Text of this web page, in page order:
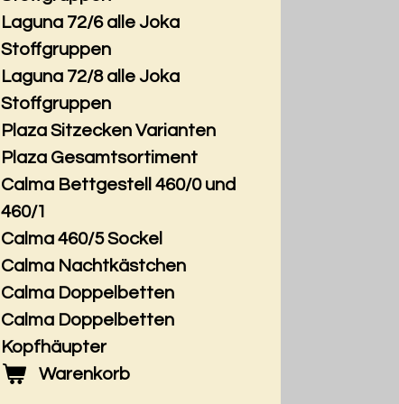
Laguna 72/6 alle Joka
Stoffgruppen
Laguna 72/8 alle Joka
Stoffgruppen
Plaza Sitzecken Varianten
Plaza Gesamtsortiment
Calma Bettgestell 460/0 und
460/1
Calma 460/5 Sockel
Calma Nachtkästchen
Calma Doppelbetten
Calma Doppelbetten
Kopfhäupter
Warenkorb